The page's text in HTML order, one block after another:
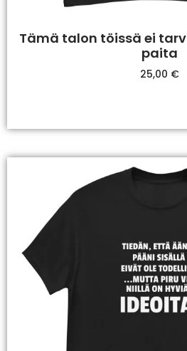
Tämä talon töissä ei
paita
25,00 €